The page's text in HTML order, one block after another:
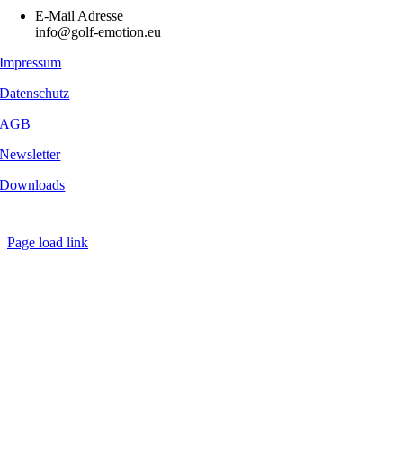
E-Mail Adresse
info@golf-emotion.eu
Impressum
Datenschutz
AGB
Newsletter
Downloads
Page load link